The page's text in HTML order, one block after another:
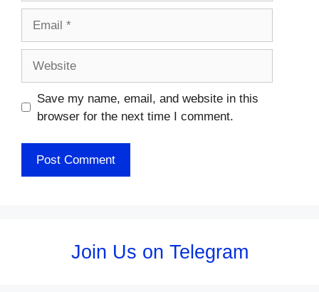
Save my name, email, and website in this
browser for the next time I comment.
Join Us on Telegram